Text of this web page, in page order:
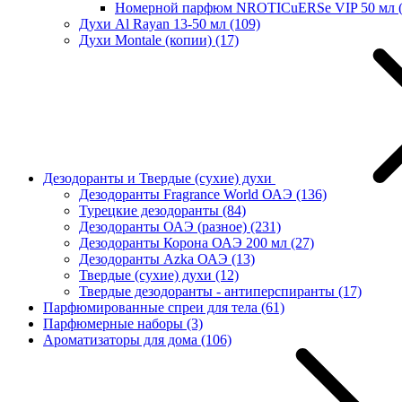
Номерной парфюм NROTICuERSe VIP 50 мл
Духи Al Rayan 13-50 мл (109)
Духи Montale (копии) (17)
Дезодоранты и Твердые (сухие) духи
Дезодоранты Fragrance World ОАЭ (136)
Турецкие дезодоранты (84)
Дезодоранты ОАЭ (разное) (231)
Дезодоранты Корона ОАЭ 200 мл (27)
Дезодоранты Azka ОАЭ (13)
Твердые (сухие) духи (12)
Твердые дезодоранты - антиперспиранты (17)
Парфюмированные спреи для тела (61)
Парфюмерные наборы (3)
Ароматизаторы для дома (106)